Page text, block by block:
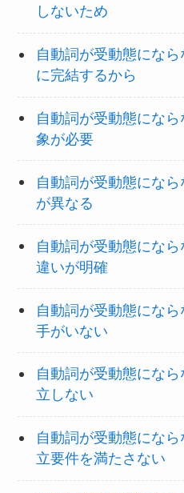
しないため
自動詞が受動態にな
に完結するから
自動詞が受動態にな
象が必要
自動詞が受動態にな
が異なる
自動詞が受動態にな
違いが明確
自動詞が受動態にな
手がいない
自動詞が受動態にな
立しない
自動詞が受動態にな
立要件を満たさない